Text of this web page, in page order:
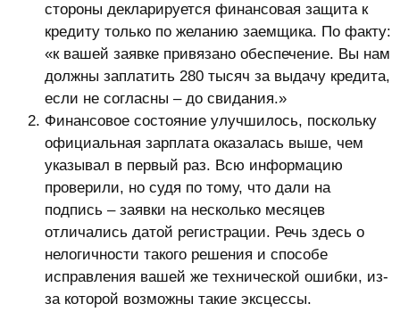
стороны декларируется финансовая защита к
кредиту только по желанию заемщика. По факту:
«к вашей заявке привязано обеспечение. Вы нам
должны заплатить 280 тысяч за выдачу кредита,
если не согласны – до свидания.»
Финансовое состояние улучшилось, поскольку
официальная зарплата оказалась выше, чем
указывал в первый раз. Всю информацию
проверили, но судя по тому, что дали на
подпись – заявки на несколько месяцев
отличались датой регистрации. Речь здесь о
нелогичности такого решения и способе
исправления вашей же технической ошибки, из-
за которой возможны такие эксцессы.